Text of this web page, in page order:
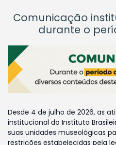
Comunicação
durante o
Desde 4 de julho de 2026, as
institucional do Instituto
suas unidades museológicas
restrições estabelecidas pela